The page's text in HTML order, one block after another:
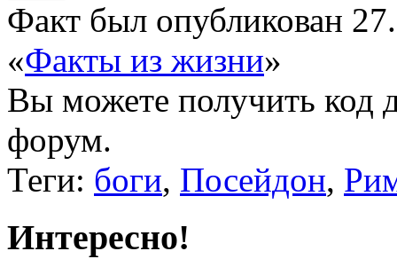
Факт был опубликован
«Факты из жизни»
Вы можете получить код
форум.
Теги: боги, Посейдон,
Интересно!